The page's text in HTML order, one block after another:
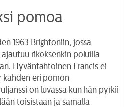
pomoa
1963 Brightoniin, jossa
rikoksenkin poluilla
Hyväntahtoinen Francis ei
kahden eri pomon
on luvassa kun hän pyrkii
toisistaan ja samalla